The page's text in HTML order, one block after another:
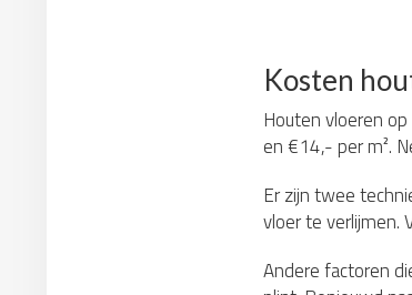
Kosten
Houten vloeren
en €14,- per m².
Er zijn twee
vloer te verlijmen.
Andere factoren